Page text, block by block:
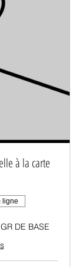
à la carte
ligne
DE BASE